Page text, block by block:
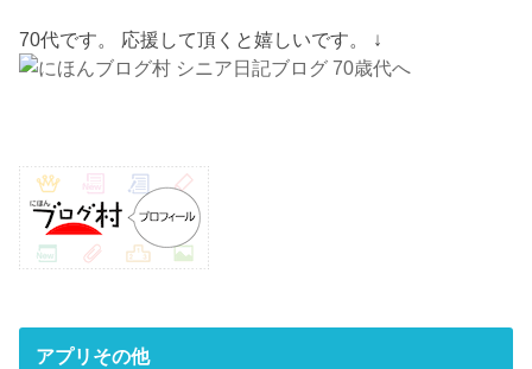
70代です。 応援して頂くと嬉しいです。 ↓
アプリその他